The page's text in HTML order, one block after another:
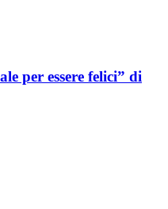
per essere felici” di